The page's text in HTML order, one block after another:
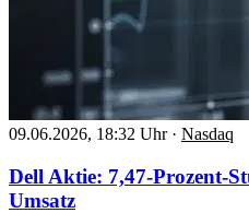
09.06.2026, 18:32 Uhr · Nasdaq
Dell Aktie: 7,47-Prozent-
Umsatz